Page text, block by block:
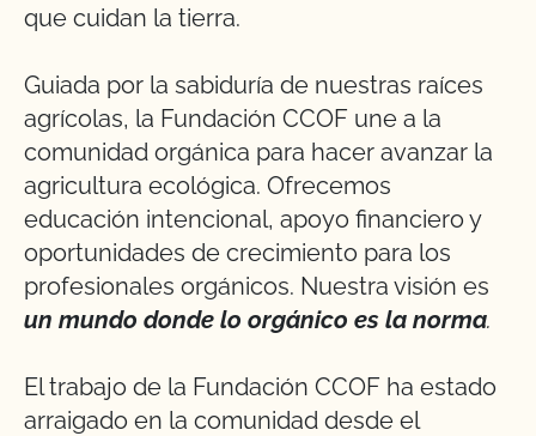
que cuidan la tierra.
Guiada por la sabiduría de nuestras raíces
agrícolas, la Fundación CCOF une a la
comunidad orgánica para hacer avanzar la
agricultura ecológica. Ofrecemos
educación intencional, apoyo financiero y
oportunidades de crecimiento para los
profesionales orgánicos. Nuestra visión es
un mundo donde lo orgánico es la norma.
El trabajo de la Fundación CCOF ha estado
arraigado en la comunidad desde el